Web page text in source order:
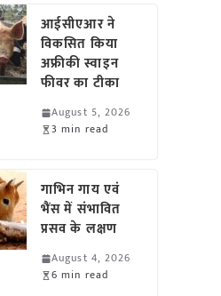
आईसीएआर ने
विकसित किया
अफ्रीकी स्वाइन
फीवर का टीका
August 5, 2026
3 min read
गाभिन गाय एवं
भैंस में संभावित
प्रसव के लक्षण
August 4, 2026
6 min read